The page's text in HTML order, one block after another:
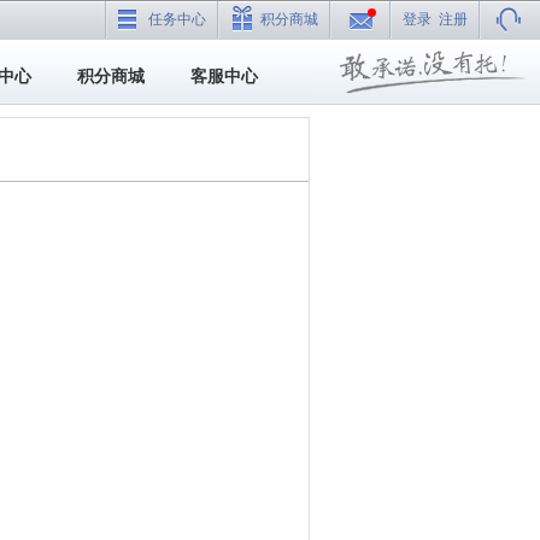
任务中心 积分商城 登录 注册
心 积分商城 客服中心